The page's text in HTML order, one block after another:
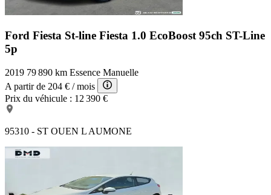
Ford Fiesta St-line Fiesta 1.0 EcoBoost 95ch ST-Line
5p
2019 79 890 km Essence Manuelle
A partir de 204 € / mois
Prix du véhicule : 12 390 €
95310 - ST OUEN L AUMONE